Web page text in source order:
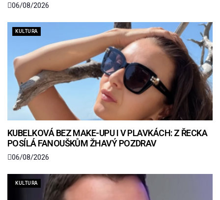
06/08/2026
KULTURA
KUBELKOVÁ BEZ MAKE-UPU I V PLAVKÁCH: Z ŘECKA
POSÍLÁ FANOUŠKŮM ŽHAVÝ POZDRAV
06/08/2026
KULTURA